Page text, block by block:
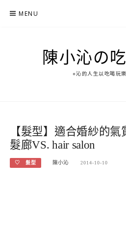
MENU
陳小沁の
○沁的人生以吃喝玩
【髮型】適合婚紗的
髮廊VS. hair salon
♡ 髮型 陳小沁 2014-10-10